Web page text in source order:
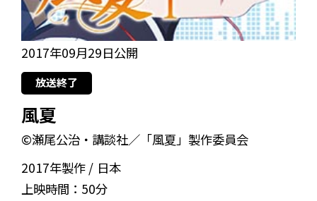
2017年09月29日公開
放送終了
風夏
©瀬尾公治・講談社／「風夏」製作委員会
2017年製作
日本
上映時間： 50分